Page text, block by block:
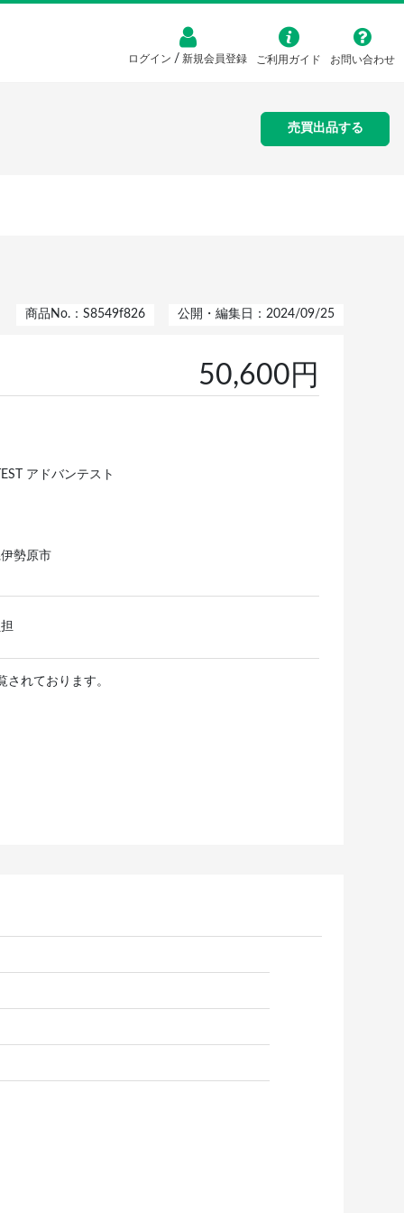
ログイン / 新規会員登録 ご利用ガイド お問い合わせ
売買出品する
商品No.：S8549f826 公開・編集日：2024/09/25
50,600円
アドバンテスト
勢原市
されております。